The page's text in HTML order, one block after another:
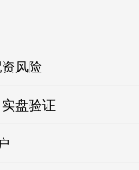
风险
盘验证